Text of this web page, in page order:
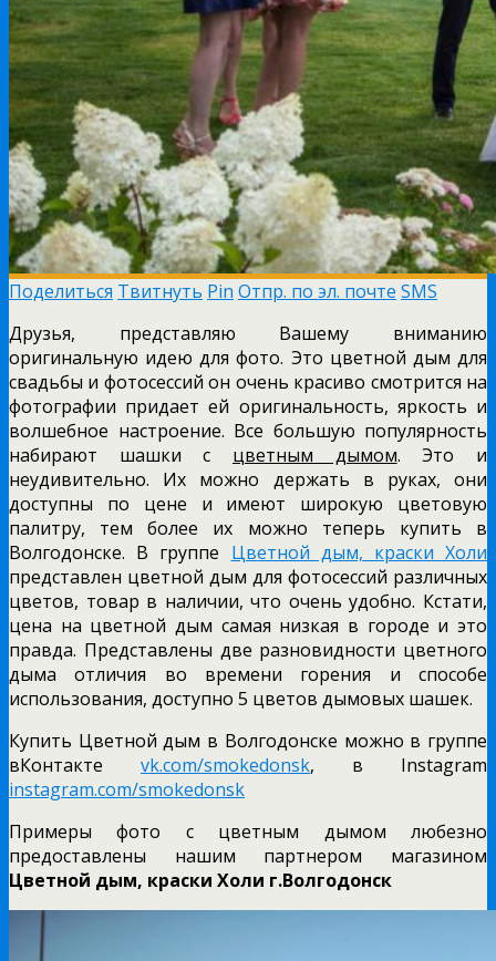
Поделиться Твитнуть Pin Отпр. по эл. почте SMS
Друзья, представляю Вашему вниманию
оригинальную идею для фото. Это цветной дым для
свадьбы и фотосессий он очень красиво смотрится на
фотографии придает ей оригинальность, яркость и
волшебное настроение. Все большую популярность
набирают шашки с цветным дымом. Это и
неудивительно. Их можно держать в руках, они
доступны по цене и имеют широкую цветовую
палитру, тем более их можно теперь купить в
Волгодонске. В группе Цветной дым, краски Холи
представлен цветной дым для фотосессий различных
цветов, товар в наличии, что очень удобно. Кстати,
цена на цветной дым самая низкая в городе и это
правда. Представлены две разновидности цветного
дыма отличия во времени горения и способе
использования, доступно 5 цветов дымовых шашек.
Купить Цветной дым в Волгодонске можно в группе
вКонтакте vk.com/smokedonsk, в Instagram
instagram.com/smokedonsk
Примеры фото с цветным дымом любезно
предоставлены нашим партнером магазином
Цветной дым, краски Холи г.Волгодонск